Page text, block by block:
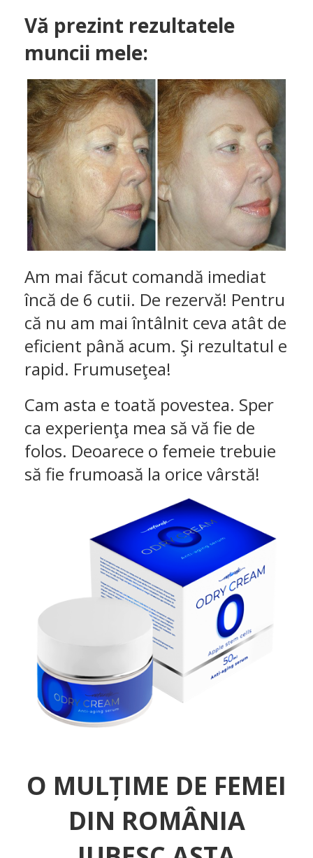
Vă prezint rezultatele
muncii mele:
Am mai făcut comandă imediat
încă de 6 cutii. De rezervă! Pentru
că nu am mai întâlnit ceva atât de
eficient până acum. Şi rezultatul e
rapid. Frumuseţea!
Cam asta e toată povestea. Sper
ca experienţa mea să vă fie de
folos. Deoarece o femeie trebuie
să fie frumoasă la orice vârstă!
O MULȚIME DE FEMEI
DIN ROMÂNIA